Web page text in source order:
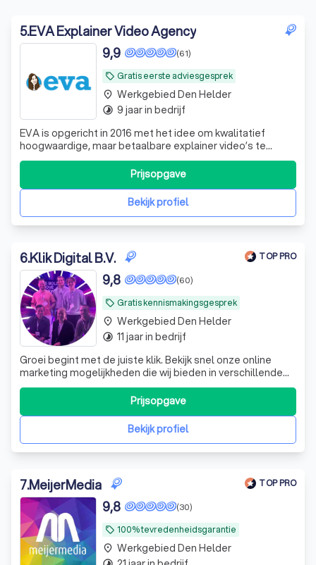
5.EVA Explainer Video Agency
local_offer Gratis eerste adviesgesprek
(61)
9,9
EVA is opgericht in 2016 met het idee om kwalitatief
hoogwaardige, maar betaalbare explainer video’s te
maken in een ‘niet zo betaalbare’ explainer video markt.
Dit idee sloeg aan en inmiddels bestaat ons team uit 11
enthousiaste collega’s. Waaronder 3 projectmanagers en
5 animatoren en een ervarenBekijk profiel
Prijsopgave
place Werkgebied Den Helder
timelapse 9 jaar in bedrijf
6.Klik Digital B.V. TOP PRO
local_offer Gratis kennismakingsgesprek
(60)
9,8
Groei begint met de juiste klik. Bekijk snel onze online
marketing mogelijkheden die wij bieden in verschillende
industrieën.
Bekijk profiel
Prijsopgave
place Werkgebied Den Helder
timelapse 11 jaar in bedrijf
7.MeijerMedia TOP PRO
local_offer 100% tevredenheidsgarantie
(30)
9,8
place Werkgebied Den Helder